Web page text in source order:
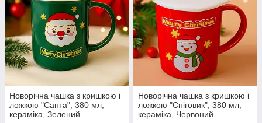
Новорічна чашка з кришкою і
ложкою "Санта", 380 мл,
кераміка, Зелений
Новорічна чашка з кришкою і
ложкою "Сніговик", 380 мл,
кераміка, Червоний